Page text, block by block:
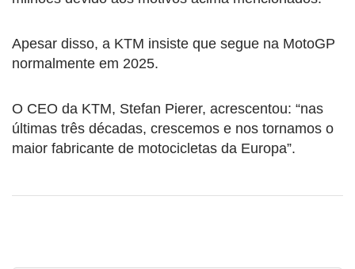
Apesar disso, a KTM insiste que segue na MotoGP
normalmente em 2025.
O CEO da KTM, Stefan Pierer, acrescentou: “nas
últimas três décadas, crescemos e nos tornamos o
maior fabricante de motocicletas da Europa”.